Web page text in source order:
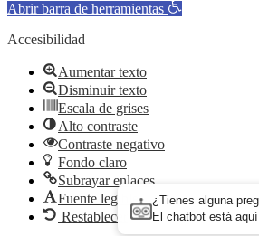
Abrir barra de herramientas
Accesibilidad
Aumentar texto
Disminuir texto
Escala de grises
Alto contraste
Contraste negativo
Fondo claro
Subrayar enlaces
Fuente legible
Restablecer
¿Tienes alguna
El chatbot está